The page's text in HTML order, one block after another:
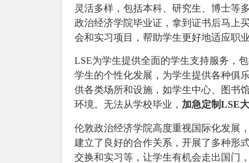
灵活多样，包括本科、研究生、博士等
政治经济学院毕业证，拿到证书后马上
会和实习项目，帮助学生更好地适应职
LSE为学生提供全面的学生支持服务，
学生的个性化发展，为学生提供各种俱
供各类场所和设施，如学生中心、图书
环境。无法从学校毕业， 加急定制LSE
伦敦政治经济学院高度重视国际化发展
建立了良好的合作关系，开展了多种形
交换和实习等，让学生有机会走出国门